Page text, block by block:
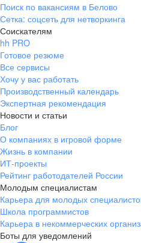
своего профессионального
развития. Руководство открыто к
диалогу и помогает в
основных проектных задач, в
компании есть
активности, которые
развивать новые навыки и
получать дополнительный
пересмотр заработной платы.
Отдельно хочется отметить
социальный пакет: компания
предоставляет медицинскую
страховку и компенсацию
спортом. Для сотрудников
оборудован современный и
комфортный офис, в котором
Поиск по вакансиям в Белово
Сетка: соцсеть для нетворкинга
Соискателям
hh PRO
Готовое резюме
Все сервисы
Хочу у вас работать
Производственный календарь
Экспертная рекомендация
Новости и статьи
Блог
О компаниях в игровой форме
Жизнь в компании
ИТ-проекты
Рейтинг работодателей России
Молодым специалистам
Карьера для молодых
Школа программистов
Карьера в некоммерческих
Боты для уведомлений